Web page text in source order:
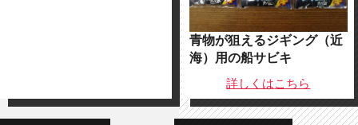
青物が狙えるジギング（近
海）用の船サビキ
詳しくはこちら